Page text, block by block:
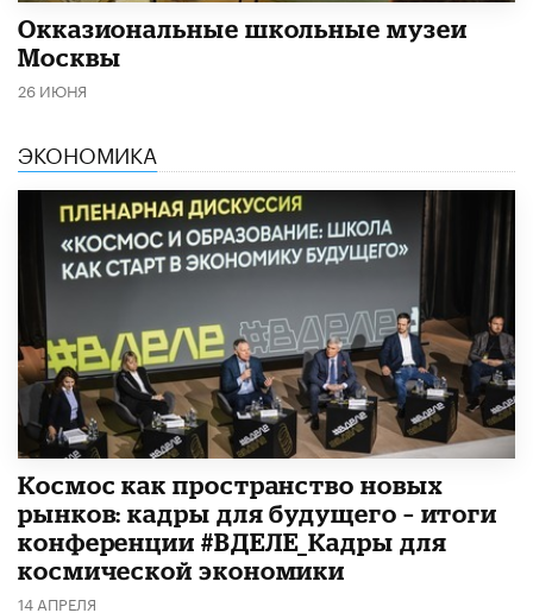
​Окказиональные школьные музеи
Москвы
26 ИЮНЯ
ЭКОНОМИКА
Космос как пространство новых
рынков: кадры для будущего – итоги
конференции #ВДЕЛЕ_Кадры для
космической экономики
14 АПРЕЛЯ